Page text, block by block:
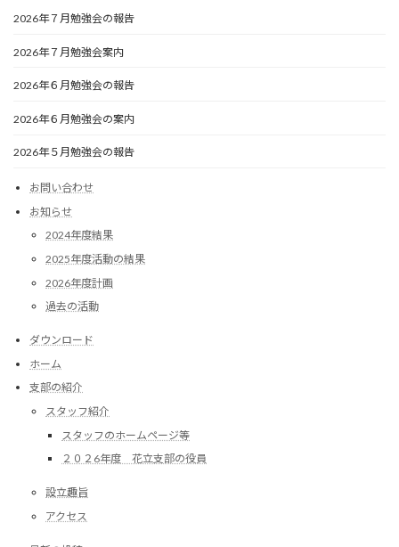
2026年７月勉強会の報告
2026年７月勉強会案内
2026年６月勉強会の報告
2026年６月勉強会の案内
2026年５月勉強会の報告
お問い合わせ
お知らせ
2024年度結果
2025年度活動の結果
2026年度計画
過去の活動
ダウンロード
ホーム
支部の紹介
スタッフ紹介
スタッフのホームページ等
２０２6年度 花立支部の役員
設立趣旨
アクセス